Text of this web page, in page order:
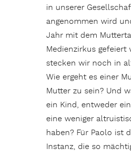
in unserer
angenommen wird
Jahr mit dem
Medienzirkus gefeiert
stecken wir noch in
Wie ergeht es einer
Mutter zu sein? Und
ein Kind, entweder
eine weniger
haben? Für Paolo ist
Instanz, die so